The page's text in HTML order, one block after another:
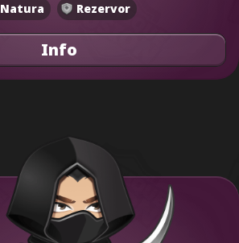
Natura Rezervor
Info